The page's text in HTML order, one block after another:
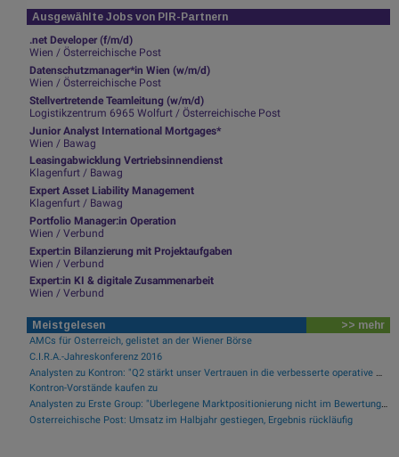
Ausgewählte Jobs von PIR-Partnern
.net Developer (f/m/d)
Wien / Österreichische Post
Datenschutzmanager*in Wien (w/m/d)
Wien / Österreichische Post
Stellvertretende Teamleitung (w/m/d)
Logistikzentrum 6965 Wolfurt / Österreichische Post
Junior Analyst International Mortgages*
Wien / Bawag
Leasingabwicklung Vertriebsinnendienst
Klagenfurt / Bawag
Expert Asset Liability Management
Klagenfurt / Bawag
Portfolio Manager:in Operation
Wien / Verbund
Expert:in Bilanzierung mit Projektaufgaben
Wien / Verbund
Expert:in KI & digitale Zusammenarbeit
Wien / Verbund
Meistgelesen >> mehr
AMCs für Österreich, gelistet an der Wiener Börse
C.I.R.A.-Jahreskonferenz 2016
Kontron-Vorstände kaufen zu
Analysten zu Erste Group: "Überlegene Marktpositionierung nicht im Bewertungsniveau reflektiert"
Österreichische Post: Umsatz im Halbjahr gestiegen, Ergebnis rückläufig